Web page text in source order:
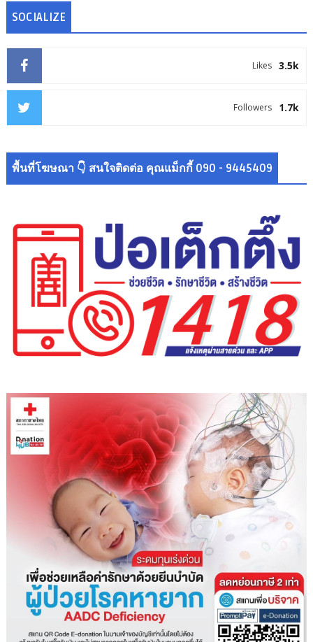
SOCIALIZE
3.5k
Likes
1.7k
Followers
พื้นที่โฆษณา 👇 สนใจติดต่อ คุณแม็กกี้ 090 - 9445409